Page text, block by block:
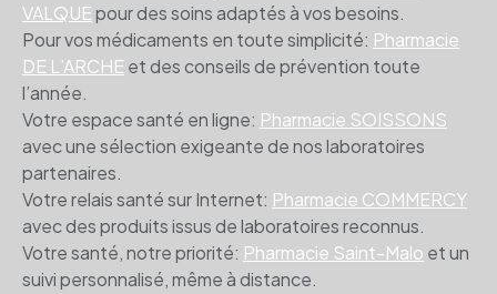
VALQUEpour des soins adaptés à vos besoins.
Pour vos médicaments en toute simplicité: Pharmacie
DE L’ARCHE et des conseils de prévention toute
l’année.
Votre espace santé en ligne: Pharmacie SOISSONS
avec une sélection exigeante de nos laboratoires
partenaires.
Votre relais santé sur Internet: Pharmacie COMMERCY
avec des produits issus de laboratoires reconnus.
Votre santé, notre priorité: Pharmacie Saint-Malo et un
suivi personnalisé, même à distance.